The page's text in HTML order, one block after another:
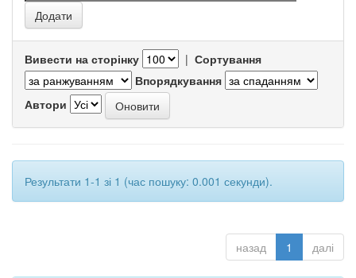
Вивести на сторінку | Сортування
Впорядкування
Автори
Результати 1-1 зі 1 (час пошуку: 0.001 секунди).
назад 1 далі